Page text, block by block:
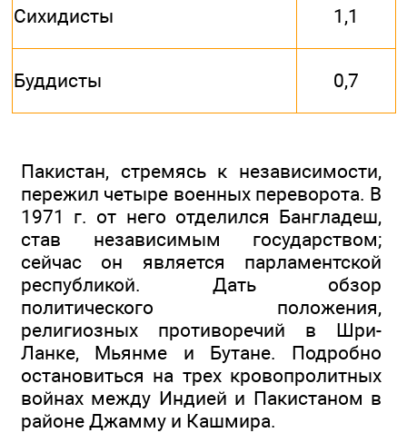
Сихидисты 1,1
Буддисты 0,7
Пакистан, стремясь к независимости,
пережил четыре военных переворота. В
1971 г. от него отделился Бангладеш,
став независимым государством;
сейчас он является парламентской
республикой. Дать обзор
политического положения,
религиозных противоречий в Шри-
Ланке, Мьянме и Бутане. Подробно
остановиться на трех кровопролитных
войнах между Индией и Пакистаном в
районе Джамму и Кашмира.